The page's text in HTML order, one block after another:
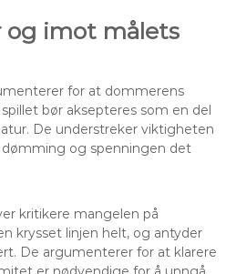
imot målets
for at dommerens
bør aksepteres som en del
De understreker viktigheten
og spenningen det
kritikere mangelen på
krysset linjen helt, og antyder
De argumenterer for at klarere